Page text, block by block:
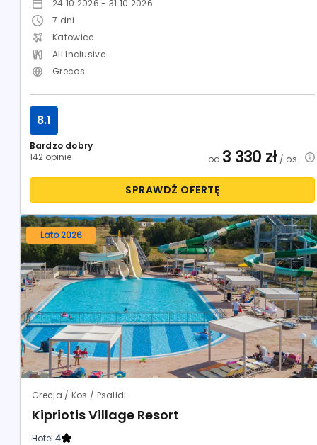
24.10.2026 - 31.10.2026
7 dni
Katowice
All Inclusive
Grecos
Bardzo dobry
142 opinie
8.1
od 3 330 zł/ os.
SPRAWDŹ OFERTĘ
Lato 2026
Grecja / Kos / Psalidi
Kipriotis Village Resort
Hotel:4